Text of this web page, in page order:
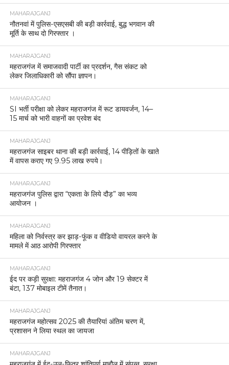
MAHARAJGANJ
नौतनवां में पुलिस-एसएसबी की बड़ी कार्रवाई, बुद्ध भगवान की
मूर्ति के साथ दो गिरफ्तार ।
MAHARAJGANJ
महराजगंज में समाजवादी पार्टी का प्रदर्शन, गैस संकट को
लेकर जिलाधिकारी को सौंपा ज्ञापन।
MAHARAJGANJ
SI भर्ती परीक्षा को लेकर महराजगंज में रूट डायवर्जन, 14–
15 मार्च को भारी वाहनों का प्रवेश बंद
MAHARAJGANJ
महराजगंज साइबर थाना की बड़ी कार्रवाई, 14 पीड़ितों के खाते
में वापस कराए गए 9.95 लाख रुपये।
MAHARAJGANJ
महराजगंज पुलिस द्वारा “एकता के लिये दौड़” का भव्य
आयोजन ।
MAHARAJGANJ
महिला को निर्वस्त्र कर झाड़-फूंक व वीडियो वायरल करने के
मामले में आठ आरोपी गिरफ्तार
MAHARAJGANJ
ईद पर कड़ी सुरक्षा: महराजगंज 4 जोन और 19 सेक्टर में
बंटा, 137 मोबाइल टीमें तैनात।
MAHARAJGANJ
महराजगंज महोत्सव 2025 की तैयारियां अंतिम चरण में,
प्रशासन ने लिया स्थल का जायजा
MAHARAJGANJ